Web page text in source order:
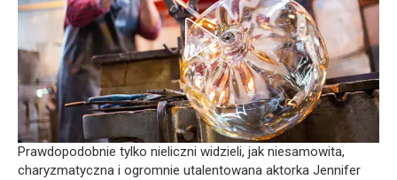
Prawdopodobnie tylko nieliczni widzieli, jak niesamowita,
charyzmatyczna i ogromnie utalentowana aktorka Jennifer